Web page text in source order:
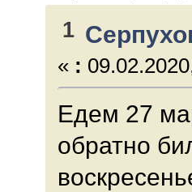
1
« :
Едем 27
обратно